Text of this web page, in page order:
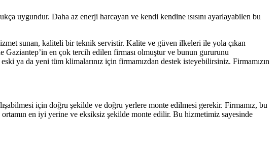
uygundur. Daha az enerji harcayan ve kendi kendine ısısını ayarlayabilen bu
sunan, kaliteli bir teknik servistir. Kalite ve güven ilkeleri ile yola çıkan
Gaziantep’in en çok tercih edilen firması olmuştur ve bunun gururunu
ya da yeni tüm klimalarınız için firmamızdan destek isteyebilirsiniz. Firmamızın
için doğru şekilde ve doğru yerlere monte edilmesi gerekir. Firmamız, bu
en iyi yerine ve eksiksiz şekilde monte edilir. Bu hizmetimiz sayesinde